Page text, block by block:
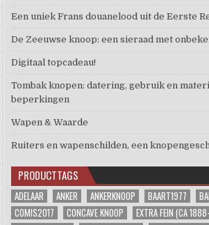
Een uniek Frans douanelood uit de Eerste
De Zeeuwse knoop: een sieraad met
Digitaal topcadeau!
Tombak knopen: datering, gebruik en
beperkingen
Wapen & Waarde
Ruiters en wapenschilden, een
PRODUCTTAGS
ADELAAR ANKER ANKERKNOOP BAART1977
COMIS2017
CONCAVE KNOOP EXTRA FEIN (CA